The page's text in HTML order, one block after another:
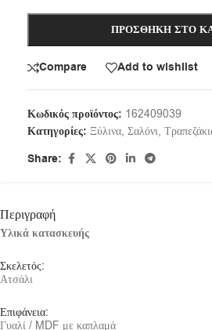
ΠΡΟΣΘΉΚΗ ΣΤΟ
Compare Add to wishlist
Κωδικός προϊόντος: 162409039
Κατηγορίες: Ξύλινα, Σαλόνι,
Share:
Περιγραφή
Υλικά κατασκευής
Σκελετός:
Ατσάλι
Επιφάνεια:
Γυαλί / MDF με καπλαμά